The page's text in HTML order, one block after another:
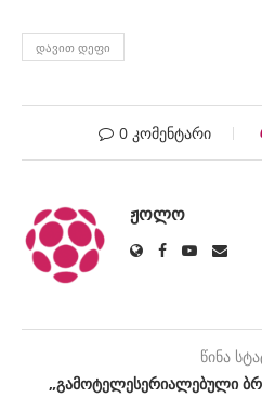
ᲓᲐᲕᲘᲗ ᲓᲔᲤᲘ
0 კომენტარი
ᲟᲝᲚᲝ
წინა
„გამოტელესერიალებული